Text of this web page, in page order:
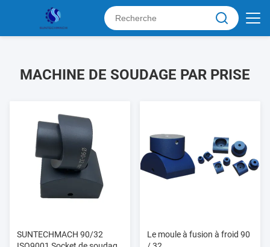
MACHINE DE SOUDAGE PAR PRISE
SUNTECHMACH 90/32
Le moule à fusion à froid 90